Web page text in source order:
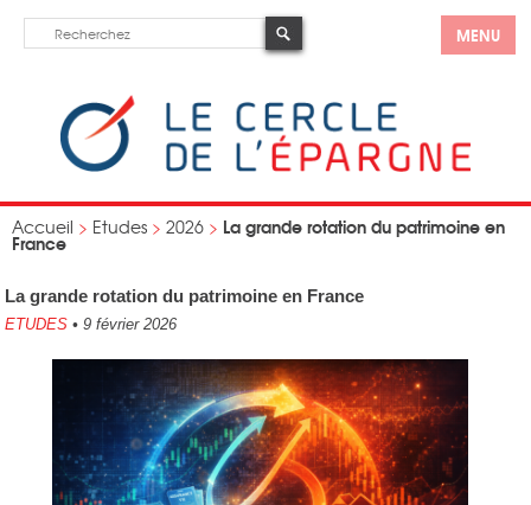
MENU
Accueil > Etudes > 2026 > La grande rotation du patrimoine en
France
La grande rotation du patrimoine en France
ETUDES • 9 février 2026